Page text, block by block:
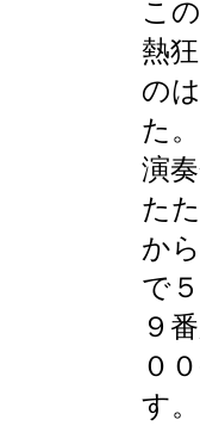
こ
熱
の
た。
演
た
か
で
９
０
す。